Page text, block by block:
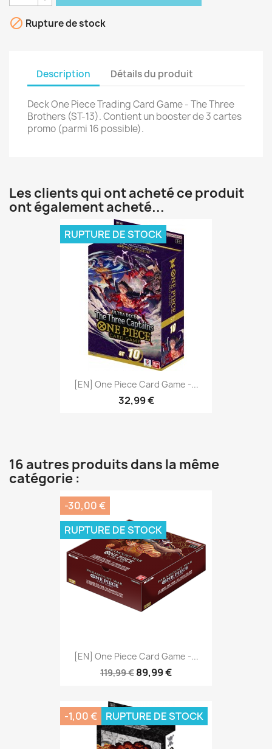
 Rupture de stock
Description Détails du produit
Deck One Piece Trading Card Game - The Three
Brothers (ST-13). Contient un booster de 3 cartes
promo (parmi 16 possible).
Les clients qui ont acheté ce produit
ont également acheté...
[EN] One Piece Card Game -...
32,99 €
RUPTURE DE STOCK
16 autres produits dans la même
catégorie :
[EN] One Piece Card Game -...
119,99 € 89,99 €
-30,00 €
RUPTURE DE STOCK
-1,00 € RUPTURE DE STOCK